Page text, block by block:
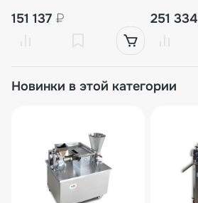
151 137 ₽ 251 334
Новинки в этой категории